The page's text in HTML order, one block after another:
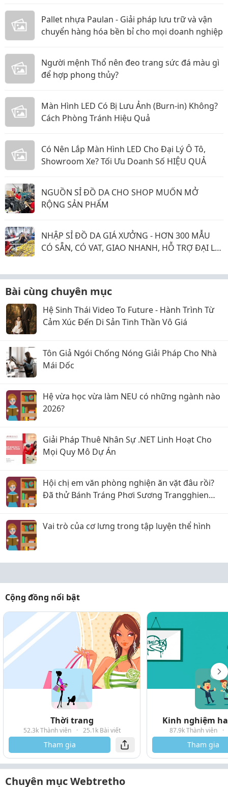
Pallet nhựa Paulan - Giải pháp lưu trữ và vận
chuyển hàng hóa bền bỉ cho mọi doanh nghiệp
Người mệnh Thổ nên đeo trang sức đá màu gì
để hợp phong thủy?
Màn Hình LED Có Bị Lưu Ảnh (Burn-in) Không?
Cách Phòng Tránh Hiệu Quả
Có Nên Lắp Màn Hình LED Cho Đại Lý Ô Tô,
Showroom Xe? Tối Ưu Doanh Số HIỆU QUẢ
NGUỒN SỈ ĐỒ DA CHO SHOP MUỐN MỞ
RỘNG SẢN PHẨM
NHẬP SỈ ĐỒ DA GIÁ XƯỞNG - HƠN 300 MẪU
CÓ SẴN, CÓ VAT, GIAO NHANH, HỖ TRỢ ĐẠI LÝ
Bài cùng chuyên mục
Hệ Sinh Thái Video To Future - Hành Trình Từ
Cảm Xúc Đến Di Sản Tinh Thần Vô Giá
Tôn Giả Ngói Chống Nóng Giải Pháp Cho Nhà
Mái Dốc
Hệ vừa học vừa làm NEU có những ngành nào
2026?
Giải Pháp Thuê Nhân Sự .NET Linh Hoạt Cho
Mọi Quy Mô Dự Án
Hội chị em văn phòng nghiện ăn vặt đâu rồi?
Đã thử Bánh Tráng Phơi Sương Trangghien
Vai trò của cơ lưng trong tập luyện thể hình
Cộng đồng nổi bật
Thời trang
52.3k Thành viên · 25.1k Bài viết
Tham gia
Kinh nghiệm
87.9k Thành viên ·
Tham gia
Chuyên mục Webtretho